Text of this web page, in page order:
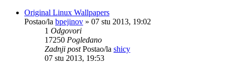
Original Linux Wallpapers
Postao/la bpejinov » 07 stu 2013, 19:02
1 Odgovori
17250 Pogledano
Zadnji postPostao/la shicy
07 stu 2013, 19:53